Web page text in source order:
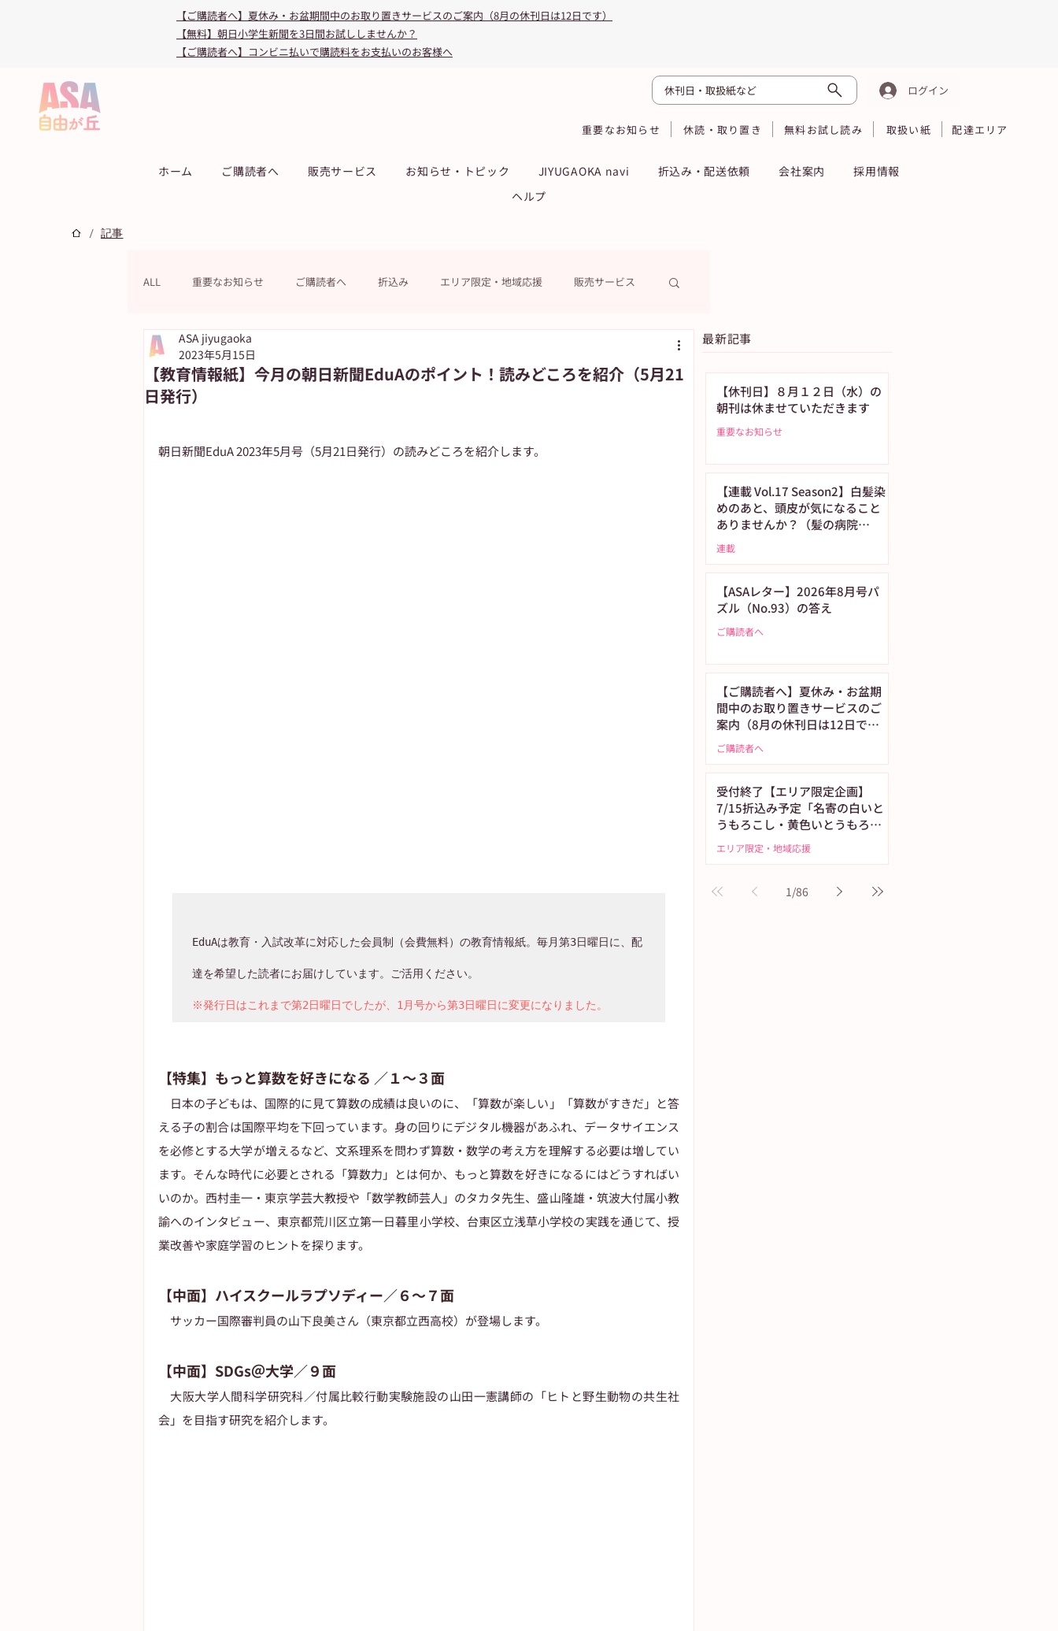
【ご購読者へ】夏休み・お盆期間中のお取り置きサービスのご案内（8月の休刊日は12日です）
【無料】朝日小学生新聞を3日間お試ししませんか？
【ご購読者へ】コンビニ払いで購読料をお支払いのお客様へ
休刊日・取扱紙など ログイン
重要なお知らせ 休読・取り置き 無料お試し読み 取扱い紙 配達エリア
ホーム ご購読者へ 販売サービス お知らせ・トピック JIYUGAOKA navi 折込み・配送依頼 会社案内
採用情報
ヘルプ
/ 記事
ALL 重要なお知らせ ご購読者へ 折込み エリア限定・地域応援 販売サービス
連載 教育・受験
朝日新聞出版
【教育情報紙】今月の朝日新聞EduAのポイント！読みどころを紹介（5月21
日発行）
ASA jiyugaoka
2023年5月15日
朝日新聞EduA 2023年5月号（5月21日発行）の読みどころを紹介します。
EduAは教育・入試改革に対応した会員制（会費無料）の教育情報紙。毎月第3日曜日に、配
※発行日はこれまで第2日曜日でしたが、1月号から第3日曜日に変更になりました。
【特集】もっと算数を好きになる ／１～３面
日本の子どもは、国際的に見て算数の成績は良いのに、「算数が楽しい」「算数がすきだ」と答
える子の割合は国際平均を下回っています。身の回りにデジタル機器があふれ、データサイエンス
を必修とする大学が増えるなど、文系理系を問わず算数・数学の考え方を理解する必要は増してい
ます。そんな時代に必要とされる「算数力」とは何か、もっと算数を好きになるにはどうすればい
いのか。西村圭一・東京学芸大教授や「数学教師芸人」のタカタ先生、盛山隆雄・筑波大付属小教
諭へのインタビュー、東京都荒川区立第一日暮里小学校、台東区立浅草小学校の実践を通じて、授
業改善や家庭学習のヒントを探ります。
【中面】ハイスクールラプソディー／６～７面
サッカー国際審判員の山下良美さん（東京都立西高校）が登場します。
【中面】SDGs＠大学／９面
大阪大学人間科学研究科／付属比較行動実験施設の山田一憲講師の「ヒトと野生動物の共生社
会」を目指す研究を紹介します。
最新記事
【休刊日】８月１２日（水）の
朝刊は休ませていただきます
重要なお知らせ
【連載 Vol.17 Season2】白髪染
めのあと、頭皮が気になること
ありませんか？（髪の病院
TOKYO）
連載
【ASAレター】2026年8月号パ
ズル（No.93）の答え
ご購読者へ
【ご購読者へ】夏休み・お盆期
間中のお取り置きサービスのご
案内（8月の休刊日は12日で
す）
ご購読者へ
受付終了【エリア限定企画】
7/15折込み予定「名寄の白いと
うもろこし・黄色いとうもろこ
し恵味（めぐみ）」
エリア限定・地域応援
1/86